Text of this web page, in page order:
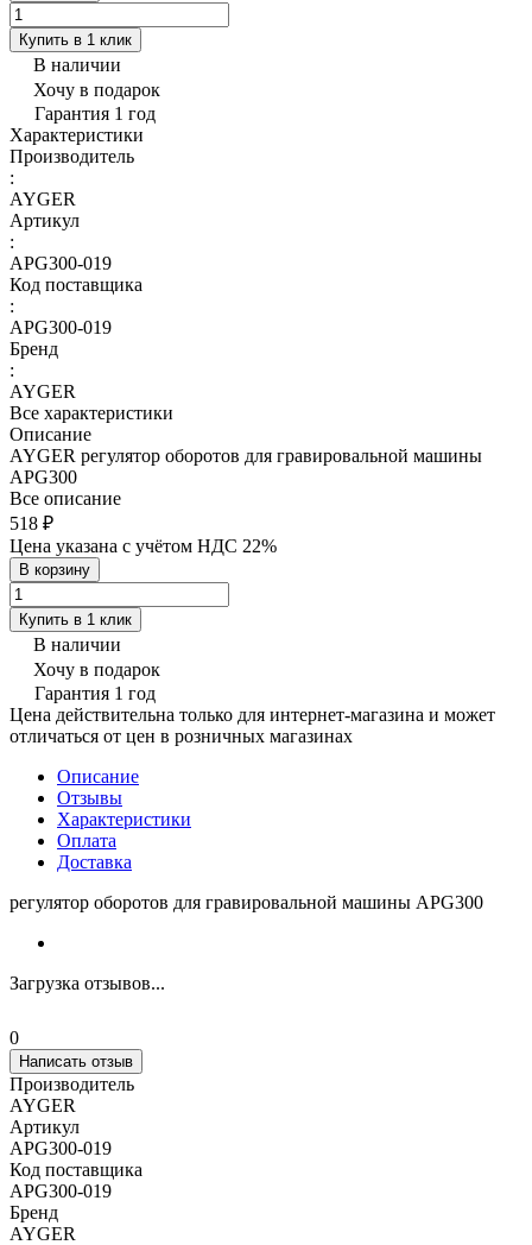
Купить в 1 клик
В наличии
Хочу в подарок
Гарантия 1 год
Характеристики
Производитель
:
AYGER
Артикул
:
APG300-019
Код поставщика
:
APG300-019
Бренд
:
AYGER
Все характеристики
Описание
AYGER регулятор оборотов для гравировальной машины
APG300
Все описание
518 ₽
Цена указана с учётом НДС 22%
В корзину
Купить в 1 клик
В наличии
Хочу в подарок
Гарантия 1 год
Цена действительна только для интернет-магазина и может
отличаться от цен в розничных магазинах
Описание
Отзывы
Характеристики
Оплата
Доставка
регулятор оборотов для гравировальной машины APG300
Загрузка отзывов...
0
Написать отзыв
Производитель
AYGER
Артикул
APG300-019
Код поставщика
APG300-019
Бренд
AYGER